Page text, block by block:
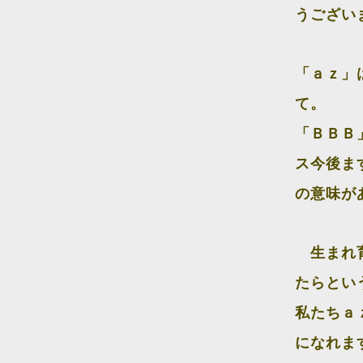
うござい
「ａｚ
て。
「ＢＢ
ス今後ま
の意味が
生まれ
たらと
私たちａ
になれま